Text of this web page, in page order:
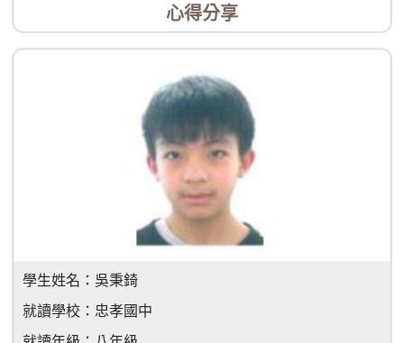
心得分享
學生姓名： 吳秉錡
就讀學校： 忠孝國中